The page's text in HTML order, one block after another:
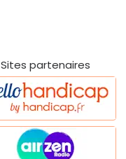
Sites partenaires